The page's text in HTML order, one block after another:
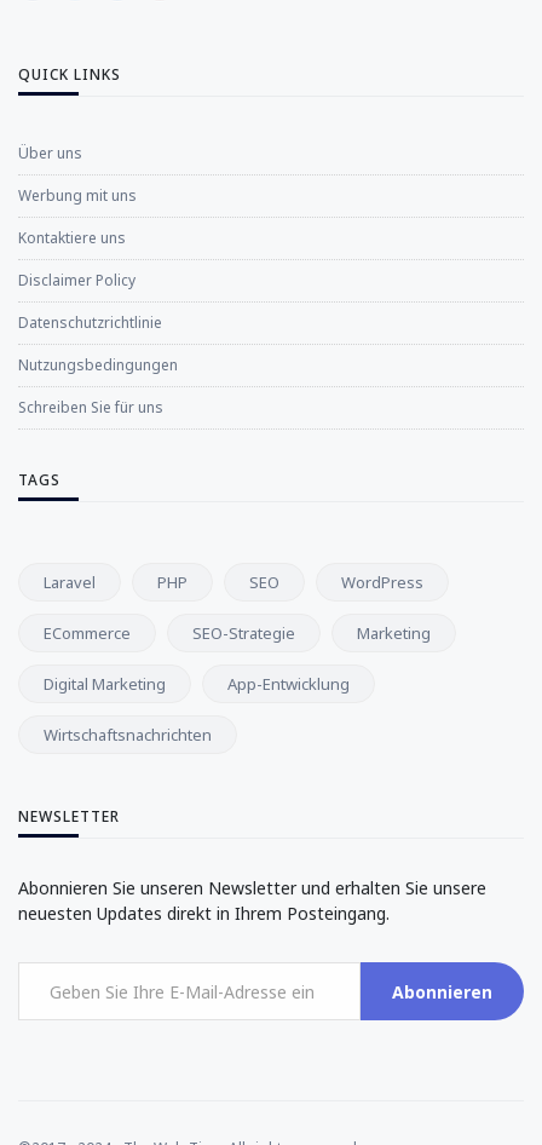
QUICK LINKS
Über uns
Werbung mit uns
Kontaktiere uns
Disclaimer Policy
Datenschutzrichtlinie
Nutzungsbedingungen
Schreiben Sie für uns
TAGS
Laravel PHP SEO WordPress
ECommerce SEO-Strategie Marketing
Digital Marketing App-Entwicklung
Wirtschaftsnachrichten
NEWSLETTER
Abonnieren Sie unseren Newsletter und erhalten Sie unsere
neuesten Updates direkt in Ihrem Posteingang.
Abonnieren